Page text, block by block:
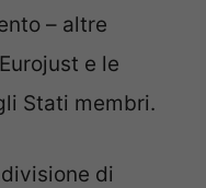
– altre
e le
Stati membri.
di